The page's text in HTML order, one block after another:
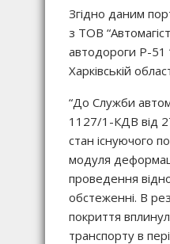
Згідно даним
з ТОВ
автодороги Р-51
Харківській
“До Служби
1127/1-КДВ від
стан існуючого
модуля
проведення
обстеженні. В
покриття
транспорту в